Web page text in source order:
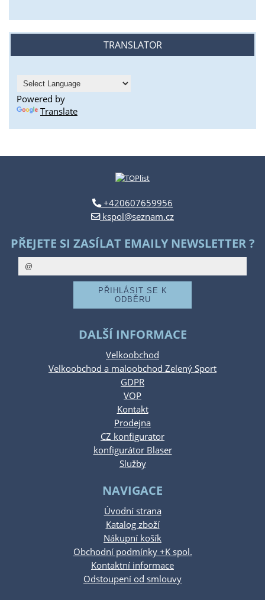
TRANSLATOR
Powered by
Translate
+420607659956
kspol@seznam.cz
PŘEJETE SI ZASÍLAT EMAILY NEWSLETTER ?
DALŠÍ INFORMACE
Velkoobchod
Velkoobchod a maloobchod Zelený Sport
GDPR
VOP
Kontakt
Prodejna
CZ konfigurator
konfigurátor Blaser
Služby
NAVIGACE
Úvodní strana
Katalog zboží
Nákupní košík
Obchodní podmínky +K spol.
Kontaktní informace
Odstoupení od smlouvy